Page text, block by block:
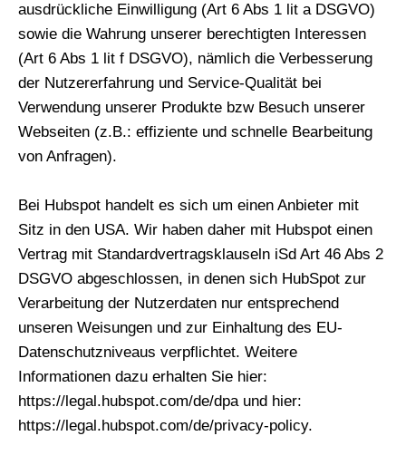
ausdrückliche Einwilligung (Art 6 Abs 1 lit a DSGVO)
sowie die Wahrung unserer berechtigten Interessen
(Art 6 Abs 1 lit f DSGVO), nämlich die Verbesserung
der Nutzererfahrung und Service-Qualität bei
Verwendung unserer Produkte bzw Besuch unserer
Webseiten (z.B.: effiziente und schnelle Bearbeitung
von Anfragen).
Bei Hubspot handelt es sich um einen Anbieter mit
Sitz in den USA. Wir haben daher mit Hubspot einen
Vertrag mit Standardvertragsklauseln iSd Art 46 Abs 2
DSGVO abgeschlossen, in denen sich HubSpot zur
Verarbeitung der Nutzerdaten nur entsprechend
unseren Weisungen und zur Einhaltung des EU-
Datenschutzniveaus verpflichtet. Weitere
Informationen dazu erhalten Sie hier:
https://legal.hubspot.com/de/dpa und hier:
https://legal.hubspot.com/de/privacy-policy.